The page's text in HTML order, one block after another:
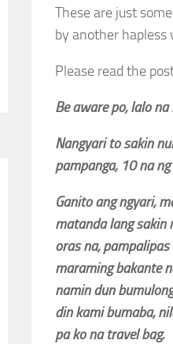
These are just
by another hapless
Please read the
Be aware po, lalo
Nangyari to sakin
pampanga, 10 na
Ganito ang ngyari,
matanda lang sakin
oras na,
maraming bakante
namin dun
din kami bumaba,
pa ko na travel bag.